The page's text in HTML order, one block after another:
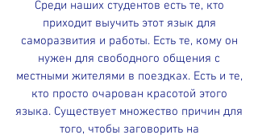
Среди наших студентов есть те, кто
приходит выучить этот язык для
саморазвития и работы. Есть те, кому он
нужен для свободного общения с
местными жителями в поездках. Есть и те,
кто просто очарован красотой этого
языка. Существует множество причин для
того, чтобы заговорить на